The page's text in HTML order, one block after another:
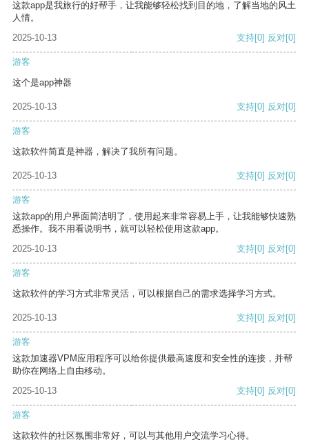
这款app是我旅行的好帮手，让我能够轻松找到目的地，了解当地的风土
人情。
2025-10-13
支持[0] 反对[0]
游客
这个是app神器
2025-10-13 支持[0] 反对[0]
游客
这款软件简直是神器，解决了我所有问题。
2025-10-13 支持[0] 反对[0]
游客
这款app的用户界面简洁明了，使用起来非常容易上手，让我能够快速熟
悉操作。我不用看说明书，就可以轻松使用这款app。
2025-10-13
支持[0] 反对[0]
游客
这款软件的学习方式非常灵活，可以根据自己的需求选择学习方式。
2025-10-13 支持[0] 反对[0]
游客
这款加速器VPM应用程序可以给你提供最高速度和安全性的连接，并帮
助你在网络上自由移动。
2025-10-13
支持[0] 反对[0]
游客
这款软件的社区氛围非常好，可以与其他用户交流学习心得。